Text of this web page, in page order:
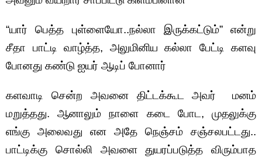
“யார் பெத்த புள்ளையோ..நல்லா இருக்கட்டும்” என்று
சீதா பாட்டி வாழ்த்த, அலுமினிய கல்லா பேட்டி களவு
போனது கண்டு ஐயர் ஆடிப் போனார்
களவாடி சென்ற அவனை திட்டக்கூட அவர் மனம்
மறுத்தது. ஆனாலும் நாளை கடை போட, முதலுக்கு
எங்கு அலைவது என அதே நெஞ்சம் சஞ்சலபட்டது..
பாட்டிக்கு சொல்லி அவளை துயரப்படுத்த விரும்பாத